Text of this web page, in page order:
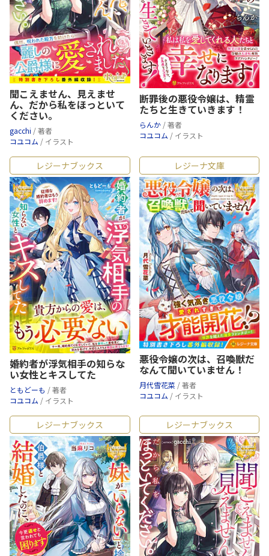
聞こえません、見えませ
ん、だから私をほっといて
ください。
gacchi / 著者
コユコム / イラスト
断罪後の悪役令嬢は、精霊
たちと生きていきます！
らんか / 著者
コユコム / イラスト
レジーナブックス
婚約者が浮気相手の知らな
い女性とキスしてた
ともどーも / 著者
コユコム / イラスト
レジーナ文庫
悪役令嬢の次は、召喚獣だ
なんて聞いていません！
月代雪花菜 / 著者
コユコム / イラスト
レジーナブックス レジーナブックス